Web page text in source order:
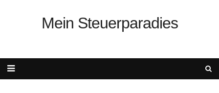
Mein Steuerparadies